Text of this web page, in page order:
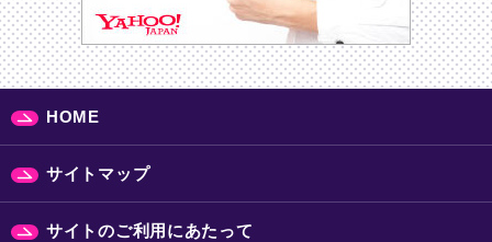
HOME
サイトマップ
サイトのご利用にあたって